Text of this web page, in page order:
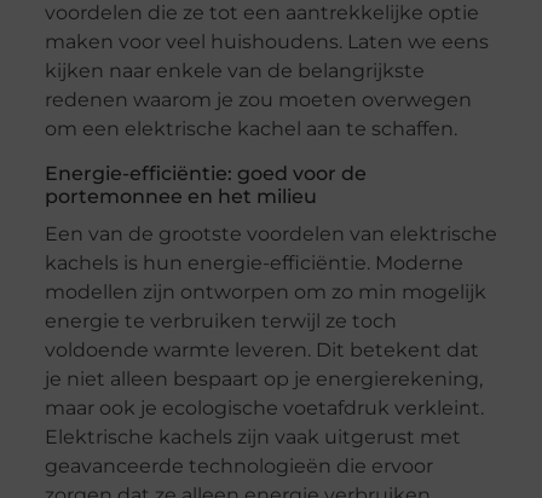
voordelen die ze tot een aantrekkelijke optie
maken voor veel huishoudens. Laten we eens
kijken naar enkele van de belangrijkste
redenen waarom je zou moeten overwegen
om een elektrische kachel aan te schaffen.
Energie-efficiëntie: goed voor de
portemonnee en het milieu
Een van de grootste voordelen van elektrische
kachels is hun energie-efficiëntie. Moderne
modellen zijn ontworpen om zo min mogelijk
energie te verbruiken terwijl ze toch
voldoende warmte leveren. Dit betekent dat
je niet alleen bespaart op je energierekening,
maar ook je ecologische voetafdruk verkleint.
Elektrische kachels zijn vaak uitgerust met
geavanceerde technologieën die ervoor